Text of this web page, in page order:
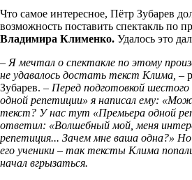
Что самое интересное, Пётр Зубарев
возможность поставить спектакль по
Владимира Клименко. Удалось это
– Я мечтал о спектакле по этому
не удавалось достать текст Клима, –
Зубарев. – Перед подготовкой
одной репетиции» я написал ему:
текст? У нас тут «Премьера одной
ответил: «Волшебный мой, меня
репетиция... Зачем мне ваша одна?»
его ученики – так тексты Клима
начал вгрызаться.